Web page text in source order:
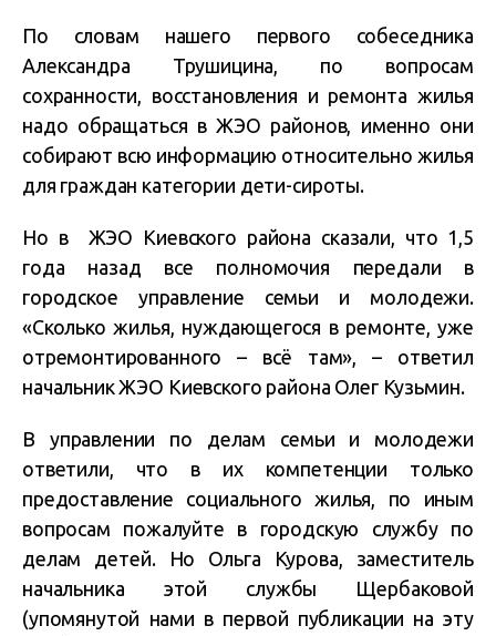
По словам нашего первого собеседника
Александра Трушицина, по вопросам
сохранности, восстановления и ремонта жилья
надо обращаться в ЖЭО районов, именно они
собирают всю информацию относительно жилья
для граждан категории дети-сироты.
Но в ЖЭО Киевского района сказали, что 1,5
года назад все полномочия передали в
городское управление семьи и молодежи.
«Сколько жилья, нуждающегося в ремонте, уже
отремонтированного – всё там», – ответил
начальник ЖЭО Киевского района Олег Кузьмин.
В управлении по делам семьи и молодежи
ответили, что в их компетенции только
предоставление социального жилья, по иным
вопросам пожалуйте в городскую службу по
делам детей. Но Ольга Курова, заместитель
начальника этой службы Щербаковой
(упомянутой нами в первой публикации на эту